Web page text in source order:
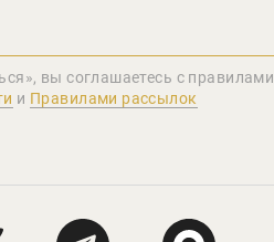
вы соглашаетеcь с правилами
и Правилами рассылок